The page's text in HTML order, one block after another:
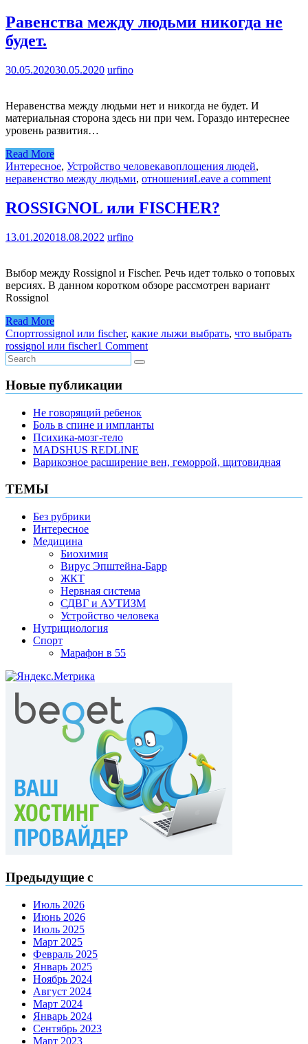
Равенства между людьми никогда не
будет.
30.05.202030.05.2020 urfino
Неравенства между людьми нет и никогда не будет. И
материальная сторона здесь ни при чем. Гораздо интереснее
уровень развития…
Read More
Интересное, Устройство человекавоплощения людей,
неравенство между людьми, отношенияLeave a comment
ROSSIGNOL или FISCHER?
13.01.202018.08.2022 urfino
Выбор между Rossignol и Fischer. Речь идет только о топовых
версиях. В данном коротком обзоре рассмотрен вариант
Rossignol
Read More
Спортrossignol или fischer, какие лыжи выбрать, что выбрать
rossignol или fischer1 Comment
Новые публикации
Не говорящий ребенок
Боль в спине и импланты
Психика-мозг-тело
MADSHUS REDLINE
Варикозное расширение вен, геморрой, щитовидная
ТЕМЫ
Без рубрики
Интересное
Медицина
Биохимия
Вирус Эпштейна-Барр
ЖКТ
Нервная система
СДВГ и АУТИЗМ
Устройство человека
Нутрициология
Спорт
Марафон в 55
Предыдущие с
Июль 2026
Июнь 2026
Июль 2025
Март 2025
Февраль 2025
Январь 2025
Ноябрь 2024
Август 2024
Март 2024
Январь 2024
Сентябрь 2023
Март 2023